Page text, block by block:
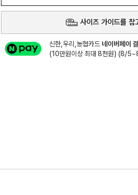
사이즈 가이드를 참
신한,우리,농협카드 네이버페이
(10만원이상 최대 8천원) (8/